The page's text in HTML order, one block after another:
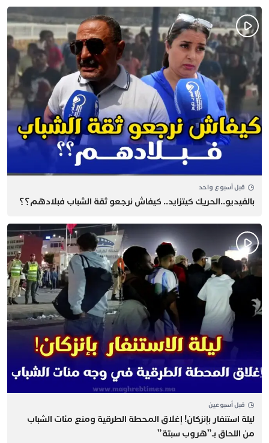
قبل أسبوع واحد
بالفيديو..الحريك كيتزايد.. كيفاش نرجعو ثقة الشباب فبلادهم؟؟
قبل أسبوعين
​ليلة استنفار بإنزكان! إغلاق المحطة الطرقية ومنع مئات الشباب
من اللحاق بـ”هروب سبتة”